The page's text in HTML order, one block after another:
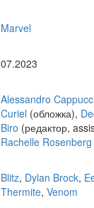
Marvel
07.2023
Alessandro
Curiel (обложка),
Biro (редактор,
Rachelle Rosenberg
Blitz, Dylan Brock,
Thermite, Venom